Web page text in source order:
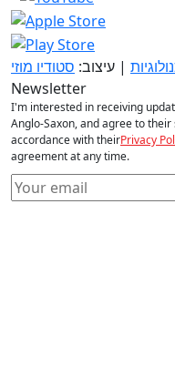
| עיצוב: סטודיו מוזי
Newsletter
I'm interested in receiving
Anglo-Saxon, and agree to
accordance with theirPrivacy
agreement at any time.